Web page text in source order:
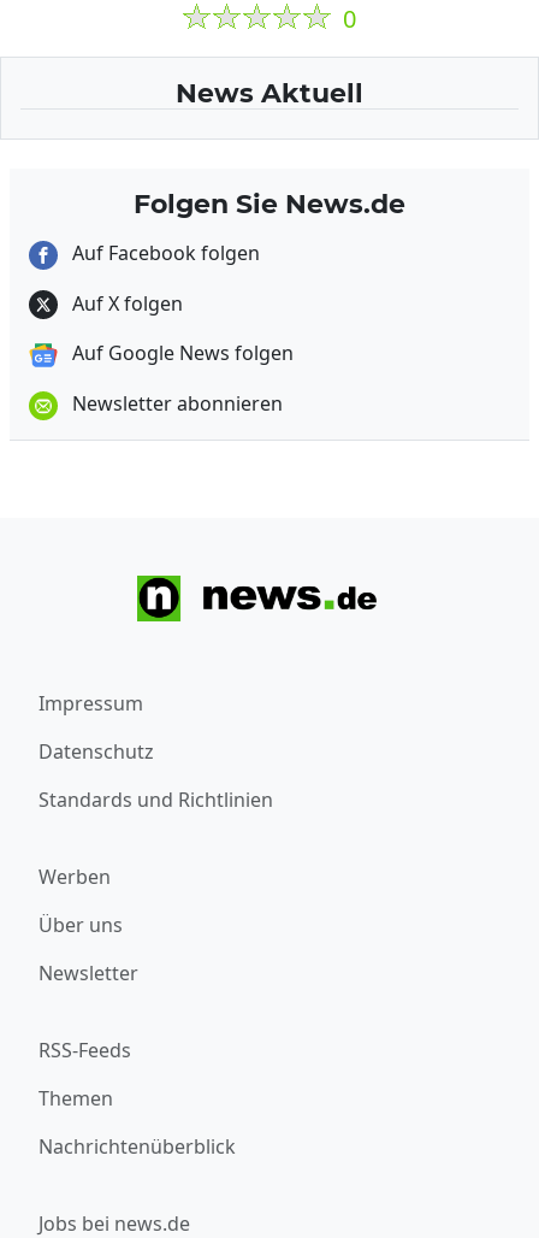
0
News Aktuell
Folgen Sie News.de
Auf Facebook folgen
Auf X folgen
Auf Google News folgen
Newsletter abonnieren
Impressum
Datenschutz
Standards und Richtlinien
Werben
Über uns
Newsletter
RSS-Feeds
Themen
Nachrichtenüberblick
Jobs bei news.de